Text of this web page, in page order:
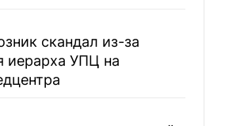
скандал из-за
иерарха УПЦ на